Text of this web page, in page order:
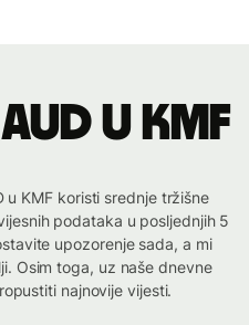
u KMF
KMF koristi srednje tržišne
podataka u posljednjih 5
upozorenje sada, a mi
Osim toga, uz naše dnevne
najnovije vijesti.